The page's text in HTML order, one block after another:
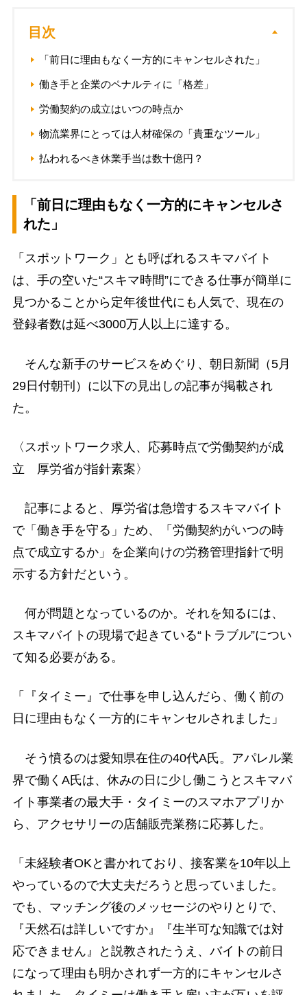
目次
「前日に理由もなく一方的にキャンセルされた」
働き手と企業のペナルティに「格差」
労働契約の成立はいつの時点か
物流業界にとっては人材確保の「貴重なツール」
払われるべき休業手当は数十億円？
「前日に理由もなく一方的にキャンセルさ
れた」
「スポットワーク」とも呼ばれるスキマバイト
は、手の空いた“スキマ時間”にできる仕事が簡単に
見つかることから定年後世代にも人気で、現在の
登録者数は延べ3000万人以上に達する。
そんな新手のサービスをめぐり、朝日新聞（5月
29日付朝刊）に以下の見出しの記事が掲載され
た。
〈スポットワーク求人、応募時点で労働契約が成
立 厚労省が指針素案〉
記事によると、厚労省は急増するスキマバイト
で「働き手を守る」ため、「労働契約がいつの時
点で成立するか」を企業向けの労務管理指針で明
示する方針だという。
何が問題となっているのか。それを知るには、
スキマバイトの現場で起きている“トラブル”につい
て知る必要がある。
「『タイミー』で仕事を申し込んだら、働く前の
日に理由もなく一方的にキャンセルされました」
そう憤るのは愛知県在住の40代A氏。アパレル業
界で働くA氏は、休みの日に少し働こうとスキマバ
イト事業者の最大手・タイミーのスマホアプリか
ら、アクセサリーの店舗販売業務に応募した。
「未経験者OKと書かれており、接客業を10年以上
やっているので大丈夫だろうと思っていました。
でも、マッチング後のメッセージのやりとりで、
『天然石は詳しいですか』『生半可な知識では対
応できません』と説教されたうえ、バイトの前日
になって理由も明かされず一方的にキャンセルさ